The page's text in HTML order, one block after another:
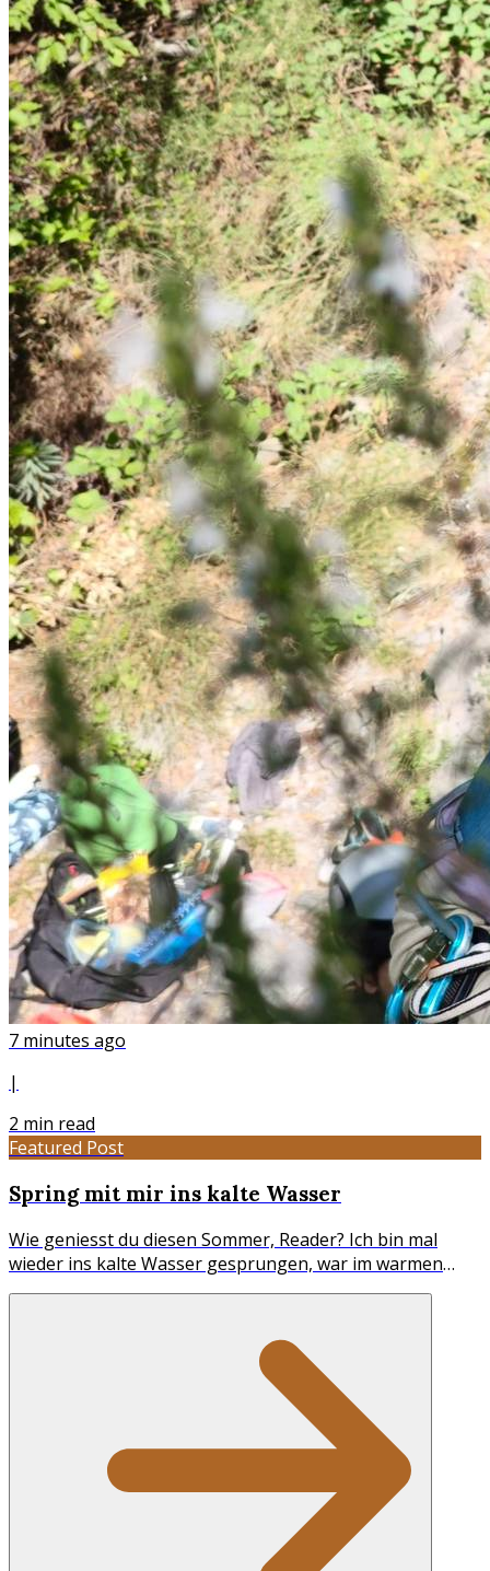
7 minutes ago
|
2 min read
Featured Post
Spring mit mir ins kalte Wasser
Wie geniesst du diesen Sommer, Reader? Ich bin mal
wieder ins kalte Wasser gesprungen, war im warmen
Meer schwimmen und hab eine idyllische Badi inmitten
Starttermine zuflüstern: 🧘♀️🎶 Ab Mittwoch, 12.08. geht
meine fortlaufende Stunde Yin Yoga & Sound Bath weiter.
Sie wirkt wie ein liebevoller Reset, denn du verweilst in
ruhigen Yogahaltungen, während sanfte Klänge von
Kristallklangschalen dich umhüllen. Tiefe Entspannung
für Körper und...